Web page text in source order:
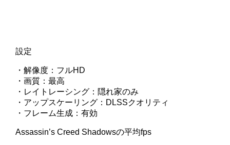
設定
・解像度：フルHD
・画質：最高
・レイトレーシング：隠れ家のみ
・アップスケーリング：DLSSクオリティ
・フレーム生成：有効
Assassin’s Creed Shadowsの平均fps